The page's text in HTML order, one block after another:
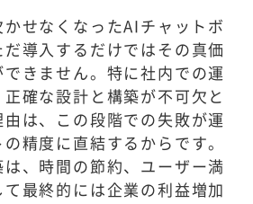
せなくなったAIチャットボ
導入するだけではその真価
きません。特に社内での運
確な設計と構築が不可欠と
は、この段階での失敗が運
精度に直結するからです。
、時間の節約、ユーザー満
最終的には企業の利益増加